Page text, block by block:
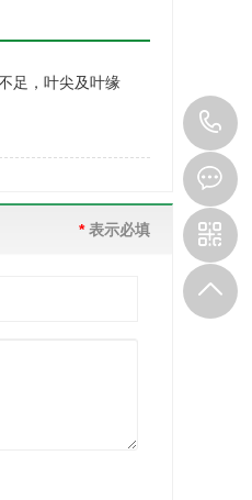
足，叶尖及叶缘
*表示必填